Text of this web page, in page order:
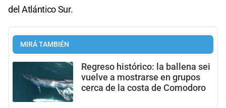
del Atlántico Sur.
MIRÁ TAMBIÉN
Regreso histórico: la ballena sei
vuelve a mostrarse en grupos
cerca de la costa de Comodoro